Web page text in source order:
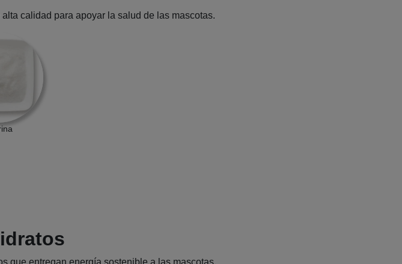
calidad para apoyar la salud de las mascotas.
que entregan energía sostenible a las mascotas.